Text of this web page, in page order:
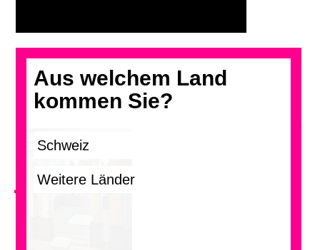
Aus welchem Land
kommen Sie?
<